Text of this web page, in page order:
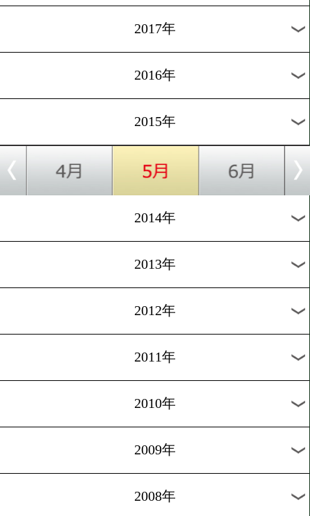
2020年
2018年
2017年
2016年
2015年
2014年
2013年